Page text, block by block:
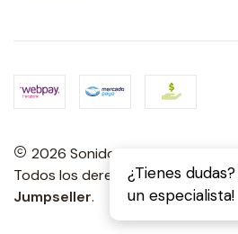
2026 Sonidos Porteños.
Todos los derechos reservados.
Jumpseller.
¿Tienes
un especialista!